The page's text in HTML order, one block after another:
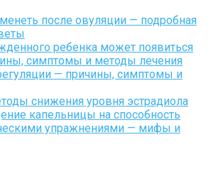
после овуляции — подробная
ребенка может появиться
симптомы и методы лечения
— причины, симптомы и
снижения уровня эстрадиола
капельницы на способность
упражнениями — мифы и